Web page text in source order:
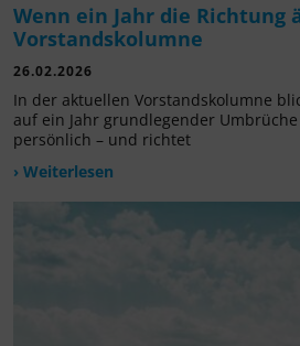
Wenn ein Jahr die Richtung
Vorstandskolumne
26.02.2026
In der aktuellen Vorstandskolumne
auf ein Jahr grundlegender
persönlich – und richtet
› Weiterlesen